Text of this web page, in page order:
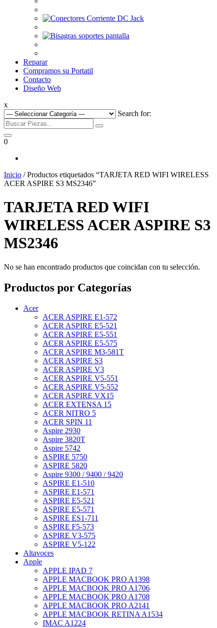
Reparar
Compramos su Portatil
Contacto
Diseño Web
x
Search for:
0
Inicio / Productos etiquetados “TARJETA RED WIFI WIRELESS
ACER ASPIRE S3 MS2346”
TARJETA RED WIFI
WIRELESS ACER ASPIRE S3
MS2346
No se han encontrado productos que coincidan con tu selección.
Productos por Categorías
Acer
ACER ASPIRE E1-572
ACER ASPIRE E5-521
ACER ASPIRE E5-551
ACER ASPIRE E5-575
ACER ASPIRE M3-581T
ACER ASPIRE S3
ACER ASPIRE V3
ACER ASPIRE V5-551
ACER ASPIRE V5-552
ACER ASPIRE VX15
ACER EXTENSA 15
ACER NITRO 5
ACER SPIN 11
Aspire 2930
Aspire 3820T
Aspire 5742
ASPIRE 5750
ASPIRE 5820
Aspire 9300 / 9400 / 9420
ASPIRE E1-510
ASPIRE E1-571
ASPIRE E5-521
ASPIRE E5-571
ASPIRE ES1-711
ASPIRE F5-573
ASPIRE V3-575
ASPIRE V5-122
Altavoces
Apple
APPLE IPAD 7
APPLE MACBOOK PRO A1398
APPLE MACBOOK PRO A1706
APPLE MACBOOK PRO A1708
APPLE MACBOOK PRO A2141
APPLE MACBOOK RETINA A1534
IMAC A1224